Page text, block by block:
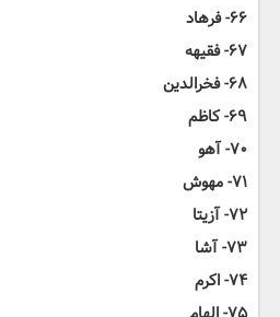
۶۶- فرهاد
۶۷- فقیهه
۶۸- فخرالدین
۶۹- کاظم
۷۰- آهو
۷۱- مهوش
۷۲- آزیتا
۷۳- آشا
۷۴- اکرم